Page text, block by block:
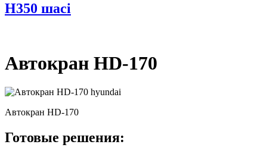
H350 шасі
Автокран HD-170
Автокран HD-170
Готовые решения: